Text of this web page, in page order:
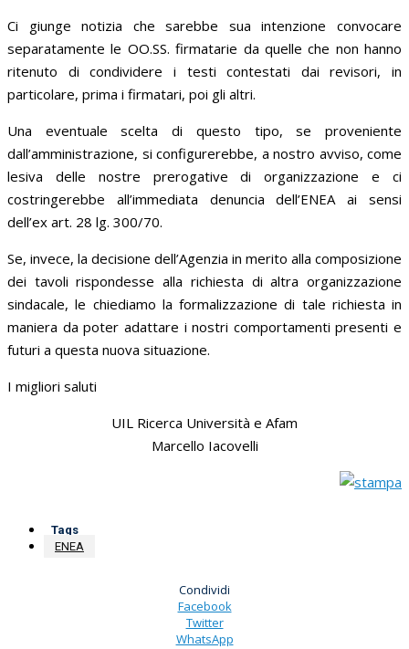
Ci giunge notizia che sarebbe sua intenzione convocare
separatamente le OO.SS. firmatarie da quelle che non hanno
ritenuto di condividere i testi contestati dai revisori, in
particolare, prima i firmatari, poi gli altri.
Una eventuale scelta di questo tipo, se proveniente
dall’amministrazione, si configurerebbe, a nostro avviso, come
lesiva delle nostre prerogative di organizzazione e ci
costringerebbe all’immediata denuncia dell’ENEA ai sensi
dell’ex art. 28 lg. 300/70.
Se, invece, la decisione dell’Agenzia in merito alla composizione
dei tavoli rispondesse alla richiesta di altra organizzazione
sindacale, le chiediamo la formalizzazione di tale richiesta in
maniera da poter adattare i nostri comportamenti presenti e
futuri a questa nuova situazione.
I migliori saluti
UIL Ricerca Università e Afam
Marcello Iacovelli
Tags
ENEA
Condividi
Facebook
Twitter
WhatsApp